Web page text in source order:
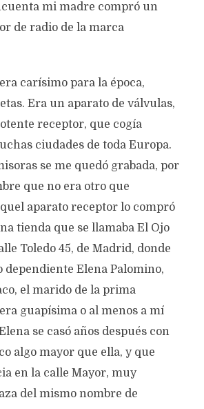
mi madre compró un
de radio de la marca
carísimo para la época,
Era un aparato de válvulas,
receptor, que cogía
ciudades de toda Europa.
se me quedó grabada, por
que no era otro que
aparato receptor lo compró
tienda que se llamaba El Ojo
Toledo 45, de Madrid, donde
dependiente Elena Palomino,
el marido de la prima
guapísima o al menos a mí
se casó años después con
algo mayor que ella, y que
en la calle Mayor, muy
del mismo nombre de